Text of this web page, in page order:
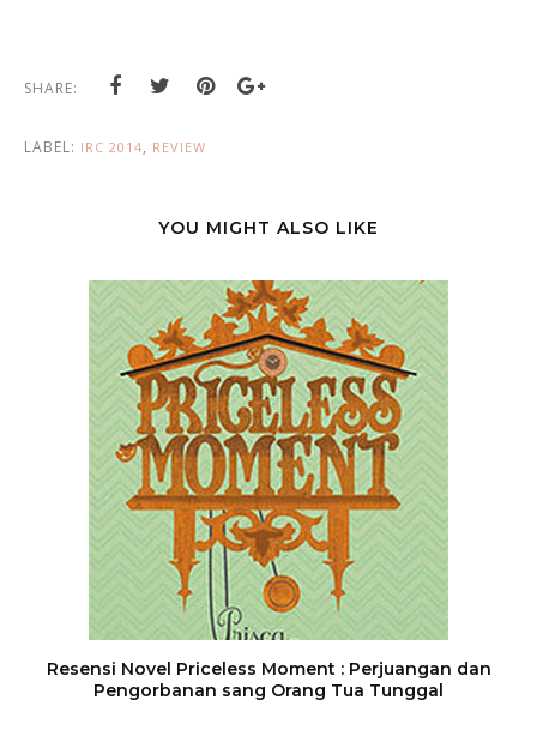
SHARE:
LABEL: IRC 2014, REVIEW
YOU MIGHT ALSO LIKE
Resensi Novel Priceless Moment : Perjuangan dan
Pengorbanan sang Orang Tua Tunggal